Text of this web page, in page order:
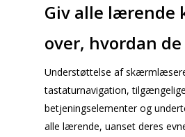
Giv alle lærende
over, hvordan
Understøttelse af
tastaturnavigation, tilgængelige
betjeningselementer og
alle lærende, uanset deres